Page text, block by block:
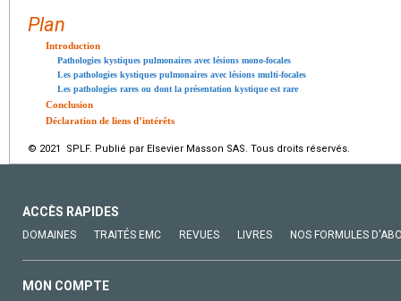
Plan
Introduction
Pathologies kystiques pulmonaires avec lésions mono-focales
Les pathologies kystiques pulmonaires avec lésions multi-focales
Les pathologies rares ou dont la présentation kystique est rare
Conclusion
Déclaration de liens d’intérêts
© 2021 SPLF. Publié par Elsevier Masson SAS. Tous droits réservés.
ACCÈS RAPIDES
DOMAINES TRAITÉS EMC REVUES LIVRES NOS FORMULES
MON COMPTE